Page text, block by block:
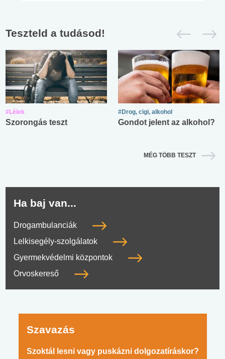
Teszteld a tudásod!
#Lélek
Szorongás teszt
#Drog, cigi, alkohol
Gondot jelent az alkohol?
MÉG TÖBB TESZT
Ha baj van...
Drogambulanciák
Lelkisegély-szolgálatok
Gyermekvédelmi központok
Orvoskereső
Szavazás
Szoktál lesni vagy puskázni dolgozatíráskor?